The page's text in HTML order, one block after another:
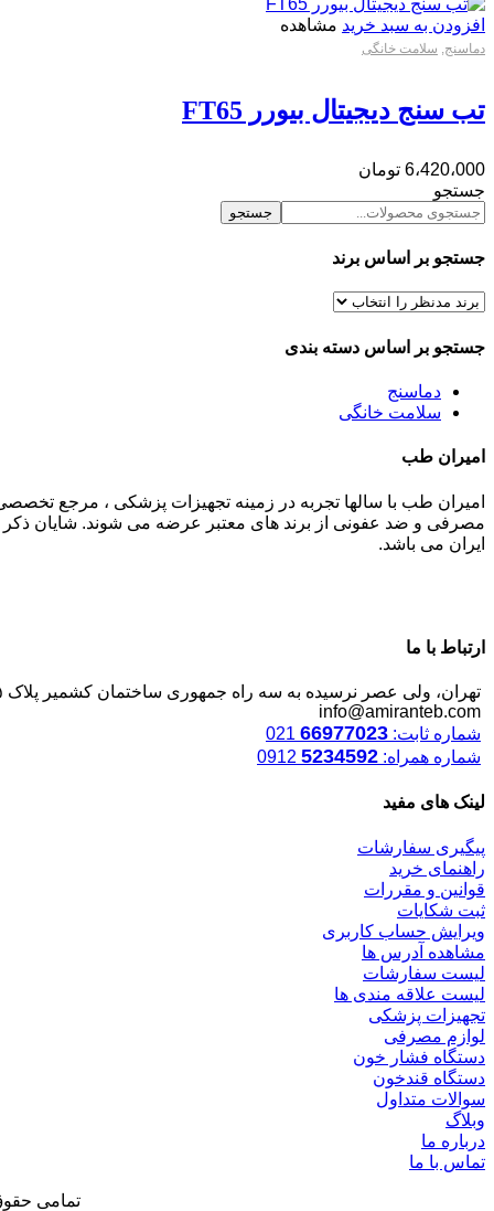
افزودن به سبد خرید مشاهده
دماسنج, سلامت خانگی
تب سنج دیجیتال بیورر FT65
6،420،000 تومان
جستجو
جستجو
جستجو بر اساس برند
جستجو بر اساس دسته بندی
دماسنج
سلامت خانگی
امیران طب
امیران طب با سالها تجربه در زمینه تجهیزات پزشکی ، مرجع
مصرفی و ضد عفونی از برند های معتبر عرضه می شوند. شایان ذکر
ایران می باشد.
ارتباط با ما
تهران، ولی عصر نرسیده به سه راه جمهوری ساختمان کشمیر پلاک ۱۲۴۵
info@amiranteb.com
شماره ثابت: 66977023
شماره همراه: 5234592
لینک های مفید
پیگیری سفارشات
راهنمای خرید
قوانین و مقررات
ثبت شکایات
ویرایش حساب کاربری
مشاهده آدرس ها
لیست سفارشات
لیست علاقه مندی ها
تجهیزات پزشکی
لوازم مصرفی
دستگاه فشار خون
دستگاه قندخون
سوالات متداول
وبلاگ
درباره ما
تماس با ما
تمامی